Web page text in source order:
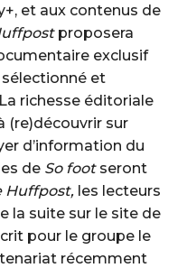
et aux contenus de
proposera
exclusif
et
richesse éditoriale
(re)découvrir sur
d’information du
de So footseront
Huffpost, les lecteurs
la suite sur le site de
pour le groupe le
récemment